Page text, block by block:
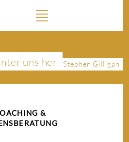
uns her Stephen Gilligan
&